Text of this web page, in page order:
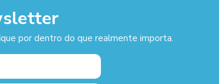
por dentro do que realmente importa.